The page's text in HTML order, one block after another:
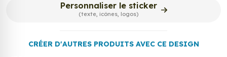
Personnaliser le sticker
(texte, icônes, logos)
CRÉER D'AUTRES PRODUITS AVEC CE DESIGN